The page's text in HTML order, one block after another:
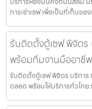
การเช่าเซฟ เพื่อเป็นที่เก็บข
รับติดตั้งตู้เซฟ พิจิตร
พร้อมทีมงานมืออาชี
รับติดตั้งตู้เซฟ พิจิตร บริกา
ตลอด พร้อมให้บริการทั่วไท